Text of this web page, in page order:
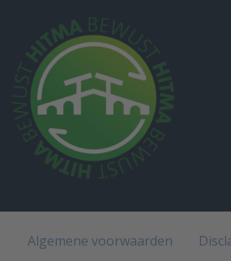
Algemene voorwaarden